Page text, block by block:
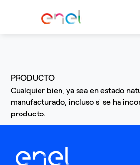
PRODUCTO
Cualquier bien, ya sea en estado
manufacturado, incluso si se ha
producto.